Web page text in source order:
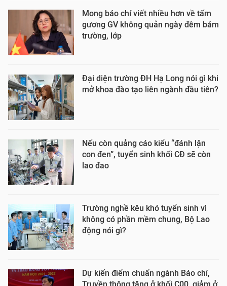
Mong báo chí viết nhiều hơn về tấm
gương GV không quản ngày đêm bám
trường, lớp
Đại diện trường ĐH Hạ Long nói gì khi
mở khoa đào tạo liên ngành đầu tiên?
Nếu còn quảng cáo kiểu “đánh lận
con đen”, tuyển sinh khối CĐ sẽ còn
lao đao
Trường nghề kêu khó tuyển sinh vì
không có phần mềm chung, Bộ Lao
động nói gì?
Dự kiến điểm chuẩn ngành Báo chí,